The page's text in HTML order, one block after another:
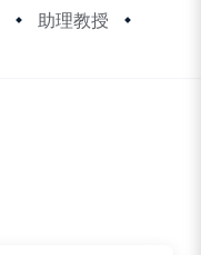
助理教授